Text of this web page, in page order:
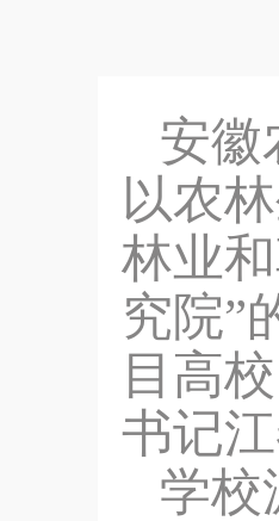
安徽
以农
林业
究院”
目高
书记
学校